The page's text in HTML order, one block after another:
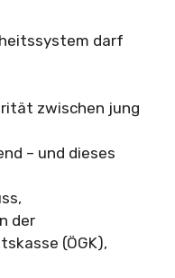
darf
zwischen jung
– und dieses
der
(ÖGK),